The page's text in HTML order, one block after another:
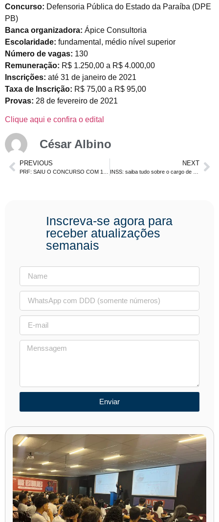
Concurso: Defensoria Pública do Estado da Paraíba (DPE
PB)
Banca organizadora: Ápice Consultoria
Escolaridade: fundamental, médio nível superior
Número de vagas: 130
Remuneração: R$ 1.250,00 a R$ 4.000,00
Inscrições: até 31 de janeiro de 2021
Taxa de Inscrição: R$ 75,00 a R$ 95,00
Provas: 28 de fevereiro de 2021
Clique aqui e confira o edital
César Albino
PREVIOUS NEXT
Inscreva-se agora para
receber atualizações
semanais
Enviar